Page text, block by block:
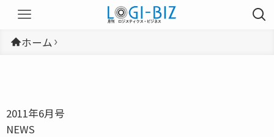
ホーム
2011年6月号
NEWS